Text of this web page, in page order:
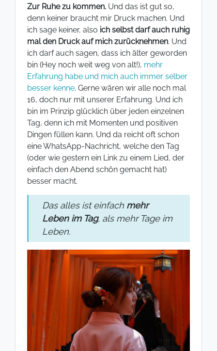
Zur Ruhe zu kommen. Und das ist gut so,
denn keiner braucht mir Druck machen. Und
ich sage keiner, also ich selbst darf auch ruhig
mal den Druck auf mich zurücknehmen. Und
ich darf auch sagen, dass ich älter geworden
bin (Hey noch weit weg von alt!), mehr
Erfahrung habe und mich auch immer selber
besser kenne. Gerne wären wir alle noch mal
16, doch nur mit unserer Erfahrung. Und ich
bin im Prinzip glücklich über jeden einzelnen
Tag, denn ich mit Momenten und positiven
Dingen füllen kann. Und da reicht oft schon
eine WhatsApp-Nachricht, welche den Tag
(oder wie gestern ein Link zu einem Lied, der
einfach den Abend schön gemacht hat)
besser macht.
Das alles ist einfach mehr
Leben im Tag, als mehr Tage im
Leben.